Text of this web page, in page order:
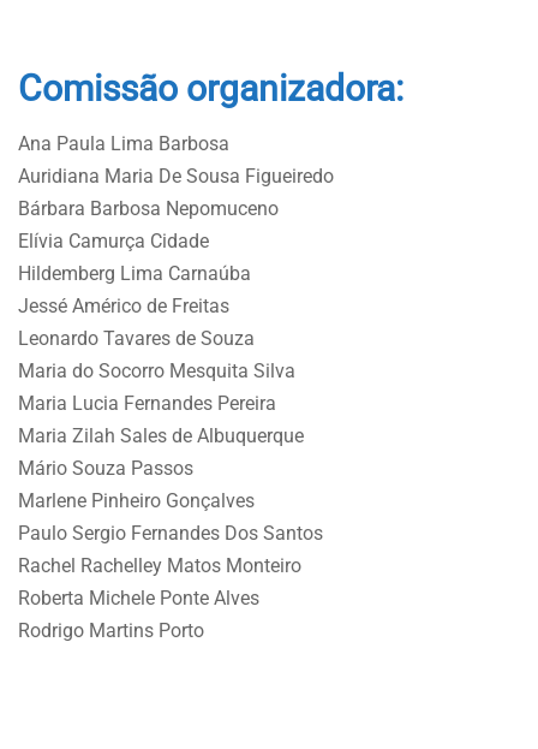
Comissão organizadora:
Ana Paula Lima Barbosa
Auridiana Maria De Sousa Figueiredo
Bárbara Barbosa Nepomuceno
Elívia Camurça Cidade
Hildemberg Lima Carnaúba
Jessé Américo de Freitas
Leonardo Tavares de Souza
Maria do Socorro Mesquita Silva
Maria Lucia Fernandes Pereira
Maria Zilah Sales de Albuquerque
Mário Souza Passos
Marlene Pinheiro Gonçalves
Paulo Sergio Fernandes Dos Santos
Rachel Rachelley Matos Monteiro
Roberta Michele Ponte Alves
Rodrigo Martins Porto